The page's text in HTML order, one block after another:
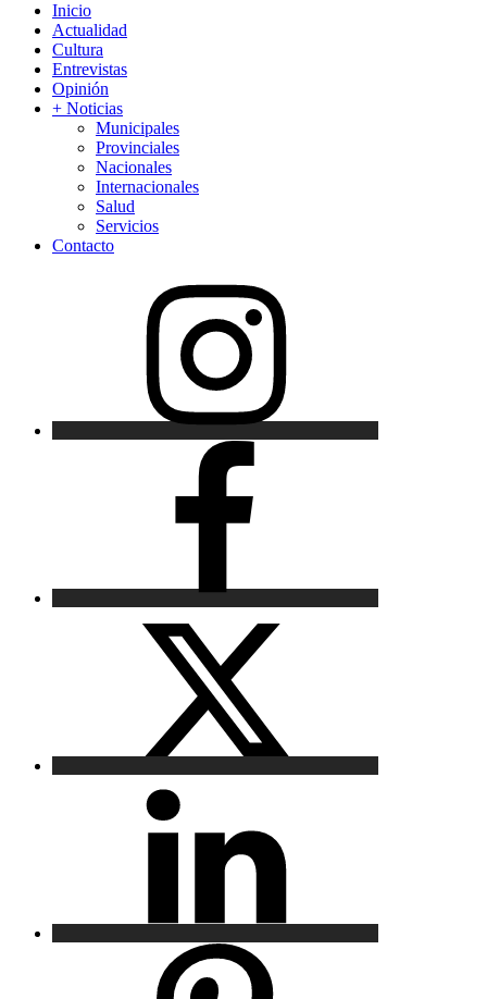
Inicio
Actualidad
Cultura
Entrevistas
Opinión
+ Noticias
Municipales
Provinciales
Nacionales
Internacionales
Salud
Servicios
Contacto